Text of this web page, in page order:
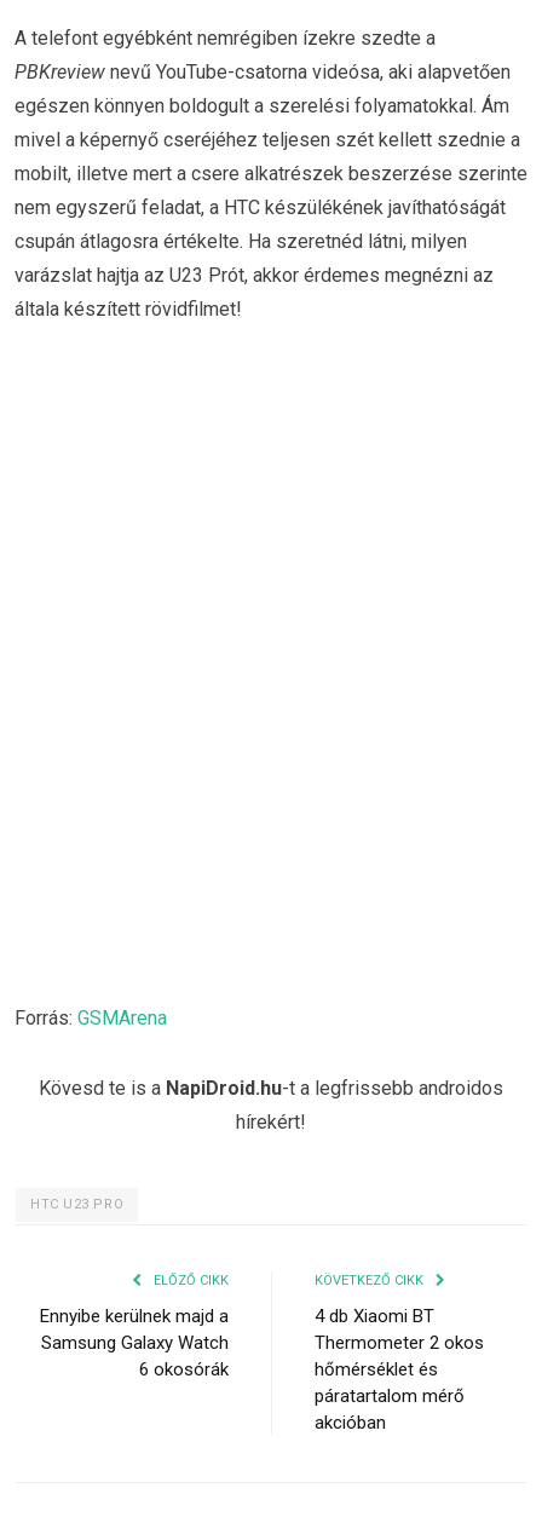
A telefont egyébként nemrégiben ízekre szedte a
PBKreview nevű YouTube-csatorna videósa, aki alapvetően
egészen könnyen boldogult a szerelési folyamatokkal. Ám
mivel a képernyő cseréjéhez teljesen szét kellett szednie a
mobilt, illetve mert a csere alkatrészek beszerzése szerinte
nem egyszerű feladat, a HTC készülékének javíthatóságát
csupán átlagosra értékelte. Ha szeretnéd látni, milyen
varázslat hajtja az U23 Prót, akkor érdemes megnézni az
általa készített rövidfilmet!
Forrás: GSMArena
Kövesd te is a NapiDroid.hu-t a legfrissebb androidos
hírekért!
HTC U23 PRO
ELŐZŐ CIKK
Ennyibe kerülnek majd a
Samsung Galaxy Watch
6 okosórák
KÖVETKEZŐ CIKK
4 db Xiaomi BT
Thermometer 2 okos
hőmérséklet és
páratartalom mérő
akcióban